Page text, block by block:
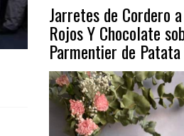
Jarretes de Cordero
Rojos Y Chocolate
Parmentier de Patata